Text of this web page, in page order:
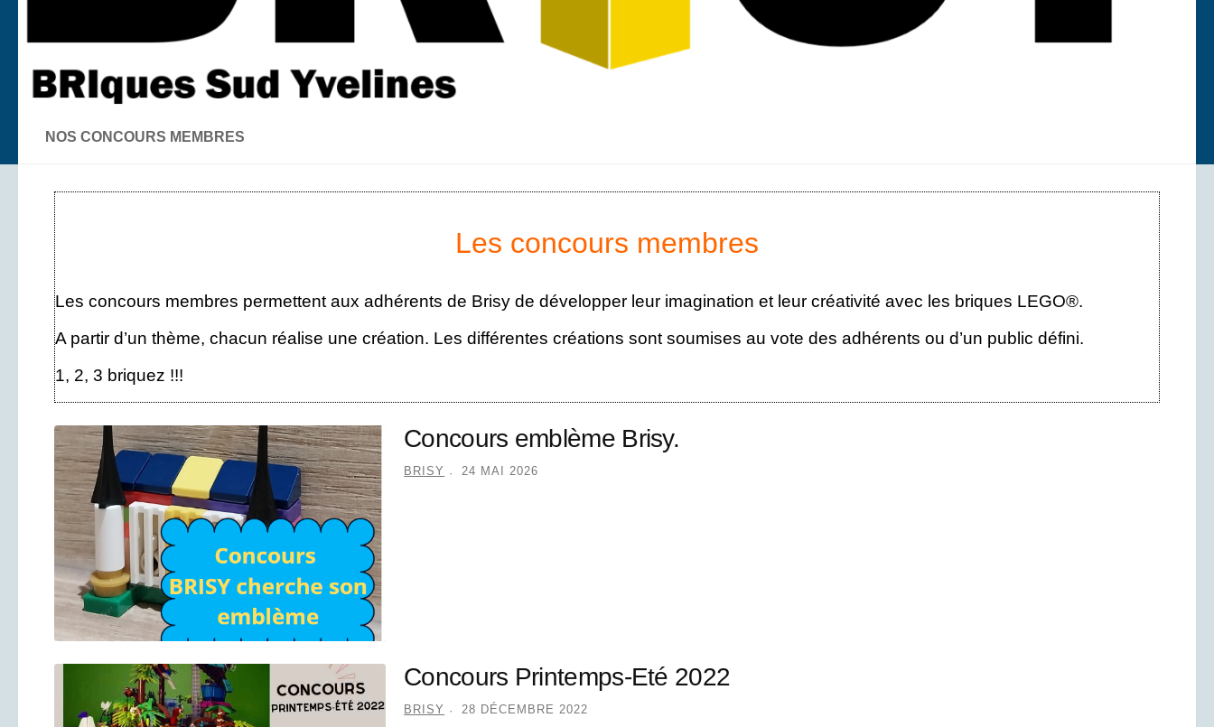
NOS CONCOURS MEMBRES
Les concours membres
Les concours membres permettent aux adhérents de Brisy de développer leur imagination et leur créativité avec les briques LEGO®.
A partir d’un thème, chacun réalise une création. Les différentes créations sont soumises au vote des adhérents ou d’un public défini.
1, 2, 3 briquez !!!
Concours emblème Brisy.
BRISY 24 MAI 2026
Concours Printemps-Eté 2022
BRISY 28 DÉCEMBRE 2022